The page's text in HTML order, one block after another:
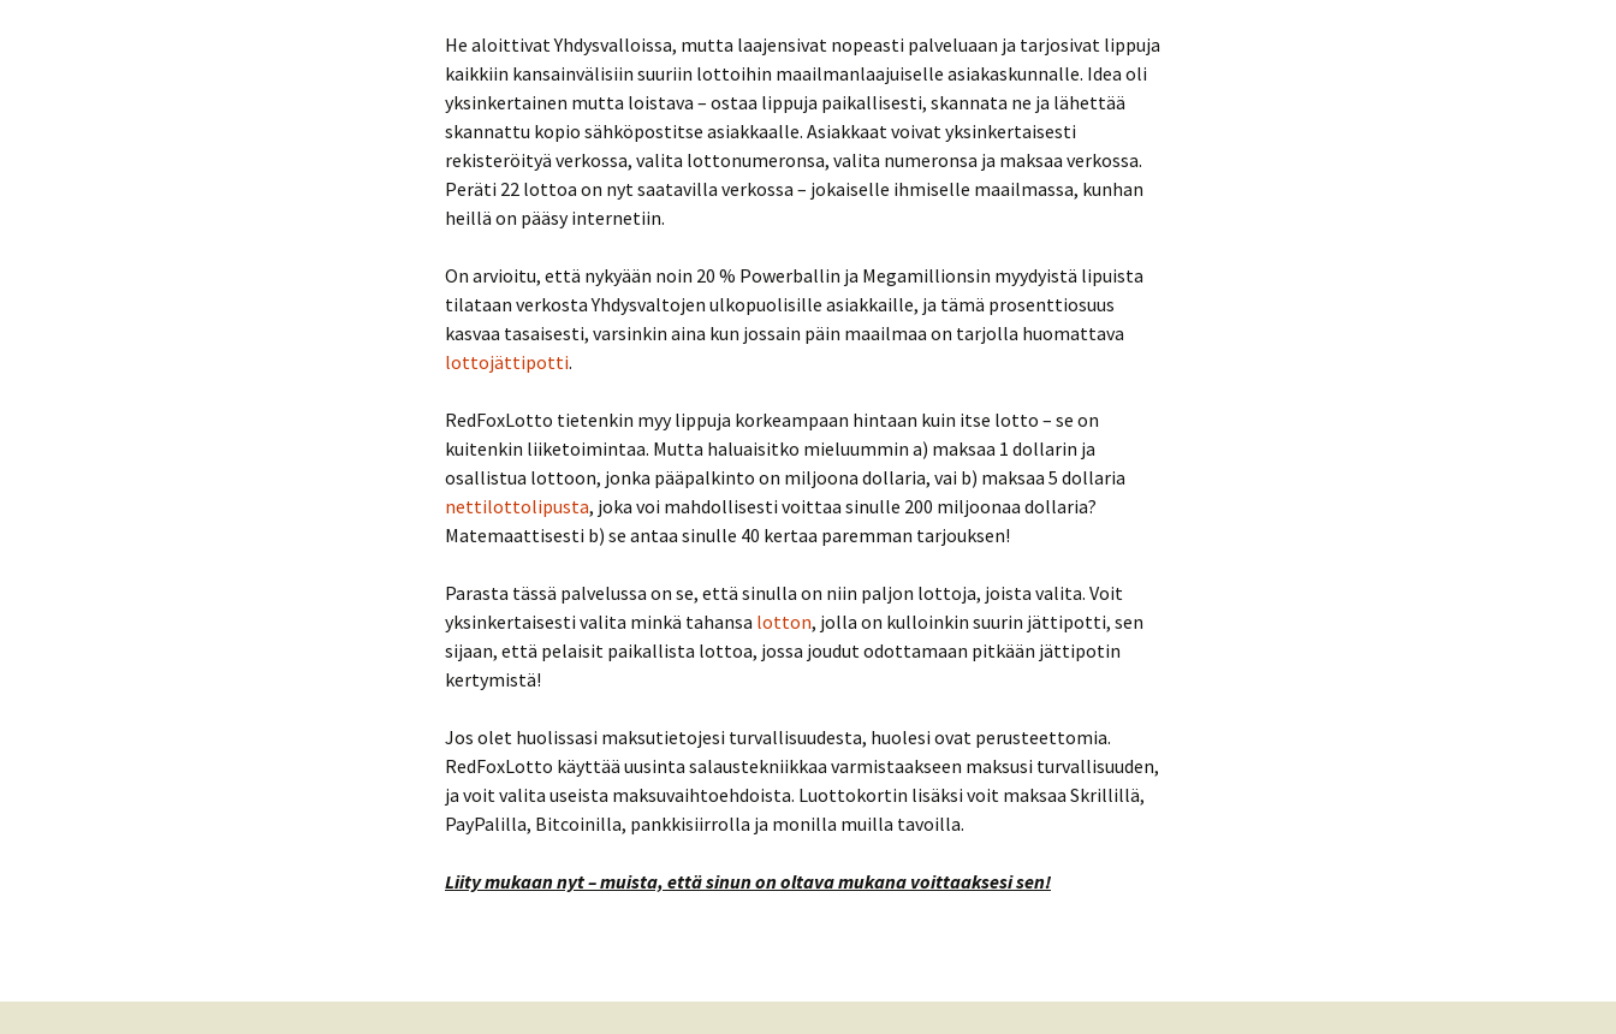
He aloittivat Yhdysvalloissa, mutta laajensivat nopeasti palveluaan ja tarjosivat lippuja
kaikkiin kansainvälisiin suuriin lottoihin maailmanlaajuiselle asiakaskunnalle. Idea oli
yksinkertainen mutta loistava – ostaa lippuja paikallisesti, skannata ne ja lähettää
skannattu kopio sähköpostitse asiakkaalle. Asiakkaat voivat yksinkertaisesti
rekisteröityä verkossa, valita lottonumeronsa, valita numeronsa ja maksaa verkossa.
Peräti 22 lottoa on nyt saatavilla verkossa – jokaiselle ihmiselle maailmassa, kunhan
heillä on pääsy internetiin.
On arvioitu, että nykyään noin 20 % Powerballin ja Megamillionsin myydyistä lipuista
tilataan verkosta Yhdysvaltojen ulkopuolisille asiakkaille, ja tämä prosenttiosuus
kasvaa tasaisesti, varsinkin aina kun jossain päin maailmaa on tarjolla huomattava
lottojättipotti.
RedFoxLotto tietenkin myy lippuja korkeampaan hintaan kuin itse lotto – se on
kuitenkin liiketoimintaa. Mutta haluaisitko mieluummin a) maksaa 1 dollarin ja
osallistua lottoon, jonka pääpalkinto on miljoona dollaria, vai b) maksaa 5 dollaria
nettilottolipusta, joka voi mahdollisesti voittaa sinulle 200 miljoonaa dollaria?
Matemaattisesti b) se antaa sinulle 40 kertaa paremman tarjouksen!
Parasta tässä palvelussa on se, että sinulla on niin paljon lottoja, joista valita. Voit
yksinkertaisesti valita minkä tahansa lotton, jolla on kulloinkin suurin jättipotti, sen
sijaan, että pelaisit paikallista lottoa, jossa joudut odottamaan pitkään jättipotin
kertymistä!
Jos olet huolissasi maksutietojesi turvallisuudesta, huolesi ovat perusteettomia.
RedFoxLotto käyttää uusinta salaustekniikkaa varmistaakseen maksusi turvallisuuden,
ja voit valita useista maksuvaihtoehdoista. Luottokortin lisäksi voit maksaa Skrillillä,
PayPalilla, Bitcoinilla, pankkisiirrolla ja monilla muilla tavoilla.
Liity mukaan nyt – muista, että sinun on oltava mukana voittaaksesi sen!